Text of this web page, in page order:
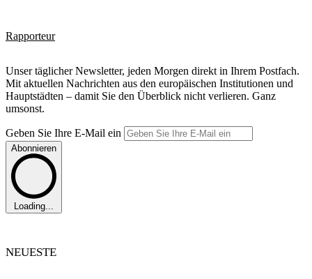
Rapporteur
Unser täglicher Newsletter, jeden Morgen direkt in Ihrem Postfach.
Mit aktuellen Nachrichten aus den europäischen Institutionen und
Hauptstädten – damit Sie den Überblick nicht verlieren. Ganz
umsonst.
Geben Sie Ihre E-Mail ein
Abonnieren
Loading...
NEUESTE